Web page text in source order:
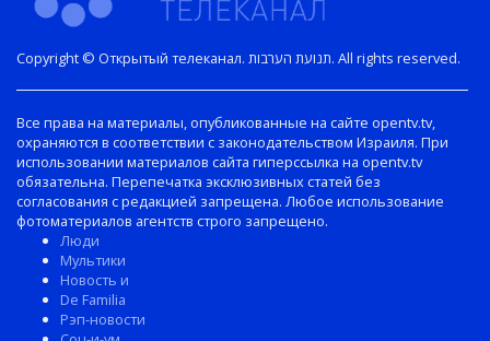
Copyright © Открытый телеканал. תנועת הערבות. All rights reserved.
Все права на материалы, опубликованные на сайте opentv.tv,
охраняются в соответствии с законодательством Израиля. При
использовании материалов сайта гиперссылка на opentv.tv
обязательна. Перепечатка эксклюзивных статей без
согласования с редакцией запрещена. Любое использование
фотоматериалов агентств строго запрещено.
Люди
Мультики
Новость и
De Familia
Рэп-новости